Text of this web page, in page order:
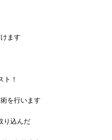
ます
ト！
を行います
り込んだ